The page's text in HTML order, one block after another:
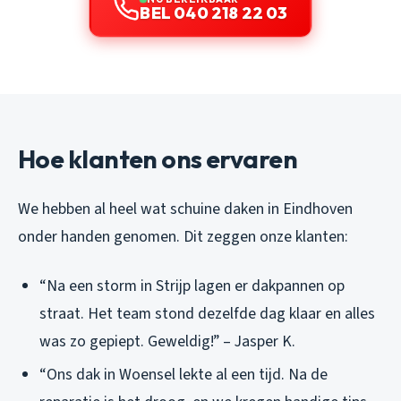
BEL 040 218 22 03
Hoe klanten ons ervaren
We hebben al heel wat schuine daken in Eindhoven
onder handen genomen. Dit zeggen onze klanten:
“Na een storm in Strijp lagen er dakpannen op
straat. Het team stond dezelfde dag klaar en alles
was zo gepiept. Geweldig!” – Jasper K.
“Ons dak in Woensel lekte al een tijd. Na de